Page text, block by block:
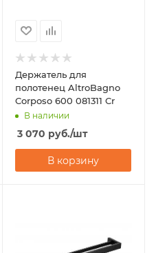
Держатель для
полотенец AltroBagno
Corposo 600 081311 Cr
В наличии
3 070 руб./шт
В корзину